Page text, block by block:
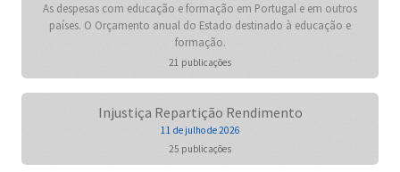
As despesas com educação e formação em Portugal e em outros
países. O Orçamento anual do Estado destinado à educação e
formação.
21 publicações
Injustiça Repartição Rendimento
11 de julho de 2026
25 publicações